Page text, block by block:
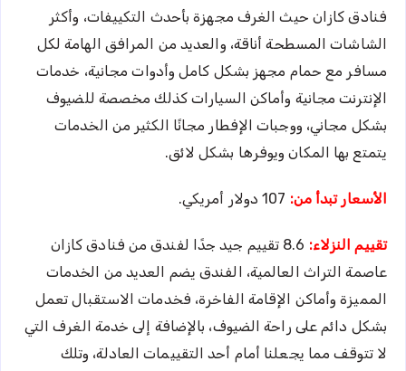
فنادق كازان حيث الغرف مجهزة بأحدث التكييفات، وأكثر
الشاشات المسطحة أناقة، والعديد من المرافق الهامة لكل
مسافر مع حمام مجهز بشكل كامل وأدوات مجانية، خدمات
الإنترنت مجانية وأماكن السيارات كذلك مخصصة للضيوف
بشكل مجاني، ووجبات الإفطار مجانًا الكثير من الخدمات
يتمتع بها المكان ويوفرها بشكل لائق.
الأسعار تبدأ من:
تقييم النزلاء:
8.6 تقييم جيد جدًا لفندق من فنادق كازان
عاصمة التراث العالمية، الفندق يضم العديد من الخدمات
المميزة وأماكن الإقامة الفاخرة، فخدمات الاستقبال تعمل
بشكل دائم على راحة الضيوف، بالإضافة إلى خدمة الغرف التي
لا تتوقف مما يجعلنا أمام أحد التقييمات العادلة، وتلك